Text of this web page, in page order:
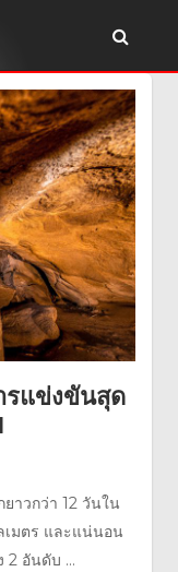
รแข่งขันสุด
าวกว่า 12 วันใน
เมตร และแน่นอน
2 อันดับ ...